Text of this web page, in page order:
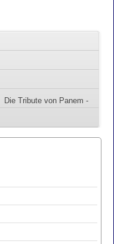
Die Tribute von Panem -